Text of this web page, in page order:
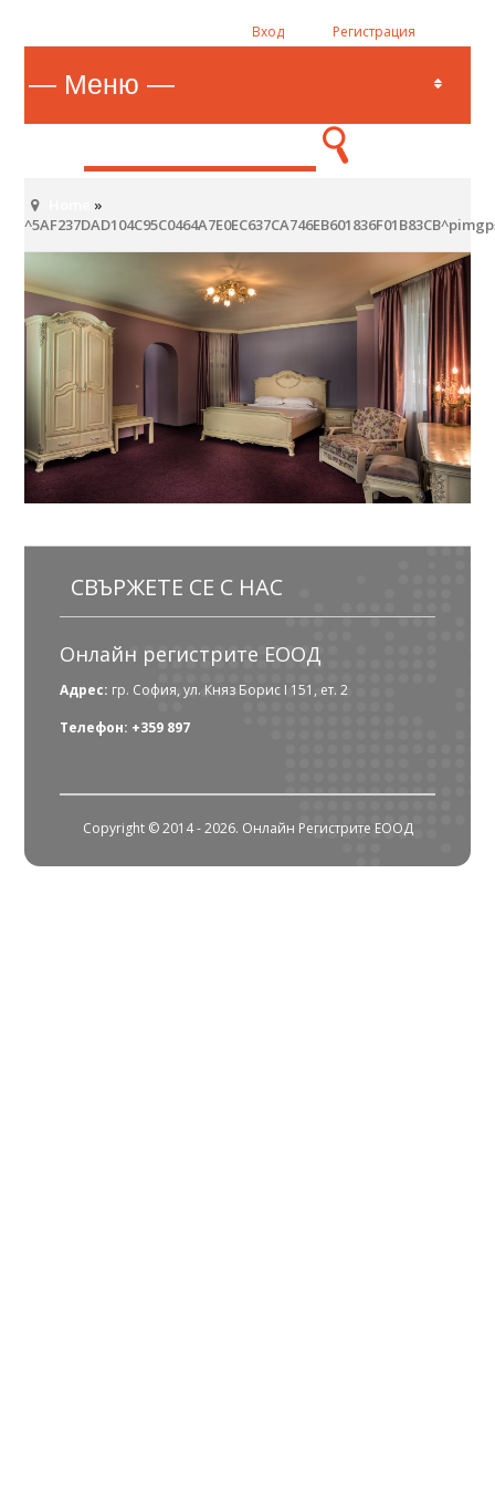
Вход Регистрация
»
СВЪРЖЕТЕ СЕ С НАС
Онлайн регистрите ЕООД
Адрес: гр. София, ул. Княз Борис I 151, ет. 2
Телефон: +359 897
Copyright © 2014 - 2026. Онлайн Регистрите ЕООД